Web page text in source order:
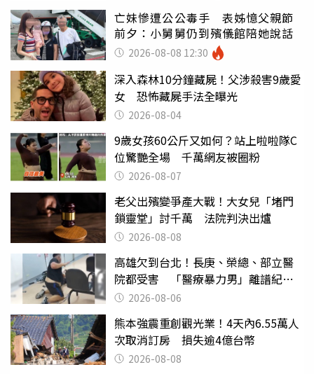
亡妹慘遭公公毒手 表姊憶父親節
前夕：小舅舅仍到殯儀館陪她說話
2026-08-08 12:30
深入森林10分鐘藏屍！父涉殺害9歲愛
女 恐怖藏屍手法全曝光
2026-08-04
9歲女孩60公斤又如何？站上啦啦隊C
位驚艷全場 千萬網友被圈粉
2026-08-07
老父出殯變爭產大戰！大女兒「堵門
鎖靈堂」討千萬 法院判決出爐
2026-08-08
高雄欠到台北！長庚、榮總、部立醫
院都受害 「醫療暴力男」離譜紀錄
曝光2026-08-06
熊本強震重創觀光業！4天內6.55萬人
次取消訂房 損失逾4億台幣
2026-08-08